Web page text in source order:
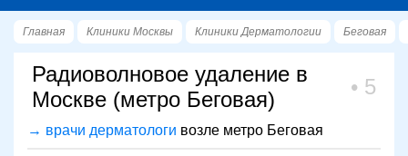
Главная Клиники Москвы Клиники Дерматологии Беговая
Радиоволновое удаление в
Москве (метро Беговая)
5
→ врачи дерматологи возле метро Беговая